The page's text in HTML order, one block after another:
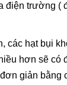
trường
hạt bụi
hơn sẽ
giản